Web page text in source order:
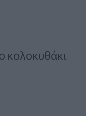
κολοκυθάκι